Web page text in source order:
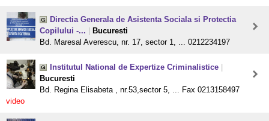
Directia Generala de Asistenta Sociala si Protectia
Copilului -...
Bucuresti
Bd. Maresal Averescu, nr. 17, sector 1, ... 0212234197
Institutul National de Expertize Criminalistice
Bucuresti
Bd. Regina Elisabeta , nr.53,sector 5, ... Fax 0213158497
video